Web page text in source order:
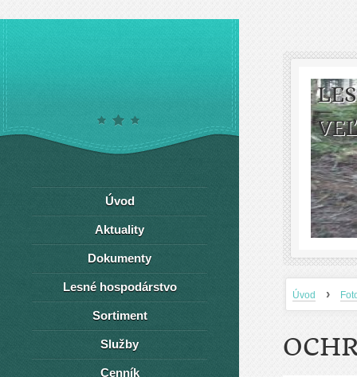
Úvod ›
Úvod
Aktuality
Dokumenty
Lesné hospodárstvo
Sortiment
Služby
Cenník